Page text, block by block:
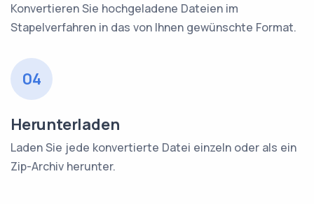
Konvertieren Sie hochgeladene Dateien im
Stapelverfahren in das von Ihnen gewünschte Format.
04
Herunterladen
Laden Sie jede konvertierte Datei einzeln oder als ein
Zip-Archiv herunter.